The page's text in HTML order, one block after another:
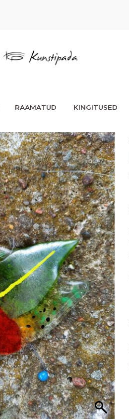
RAAMATUD KINGITUSED